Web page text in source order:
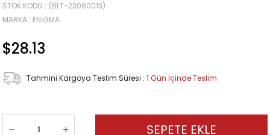
STOK KODU
(BLT-23080013)
MARKA : ENIGMA
$28.13
Tahmini Kargoya Teslim Süresi : 1 Gün İçinde Teslim